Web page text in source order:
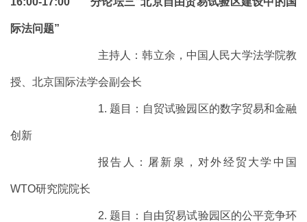
际法问题”
主持人：韩立余，中国人民大学法学院教
授、北京国际法学会副会长
1. 题目：自贸试验园区的数字贸易和金融
创新
报告人：屠新泉，对外经贸大学中国
WTO研究院院长
2. 题目：自由贸易试验园区的公平竞争环